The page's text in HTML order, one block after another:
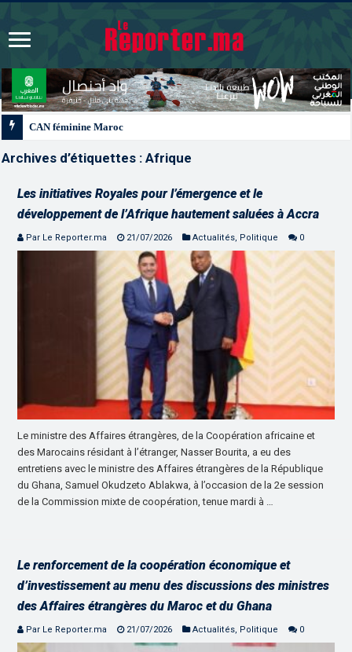
CAN féminine Maroc 2026 | Le Maroc se qualifie pour les quarts après un
Archives d’étiquettes :Afrique
Les initiatives Royales pour l’émergence et le
développement de l’Afrique hautement saluées à Accra
Par Le Reporter.ma 21/07/2026 Actualités, Politique 0
Le ministre des Affaires étrangères, de la Coopération africaine et
des Marocains résidant à l’étranger, Nasser Bourita, a eu des
entretiens avec le ministre des Affaires étrangères de la République
du Ghana, Samuel Okudzeto Ablakwa, à l’occasion de la 2e session
de la Commission mixte de coopération, tenue mardi à …
Le renforcement de la coopération économique et
d’investissement au menu des discussions des ministres
des Affaires étrangères du Maroc et du Ghana
Par Le Reporter.ma 21/07/2026 Actualités, Politique 0